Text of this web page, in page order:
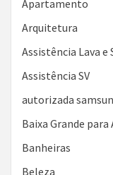
Apartamento
Arquitetura
Assistência Lava e
Assistência SV
autorizada
Baixa Grande
Banheiras
Beleza